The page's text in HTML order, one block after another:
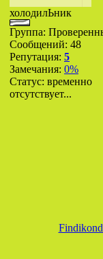
холодилЬник
Группа:
Сообщений: 48
Репутация: 5
Замечания: 0%
Статус: временно
отсутствует...